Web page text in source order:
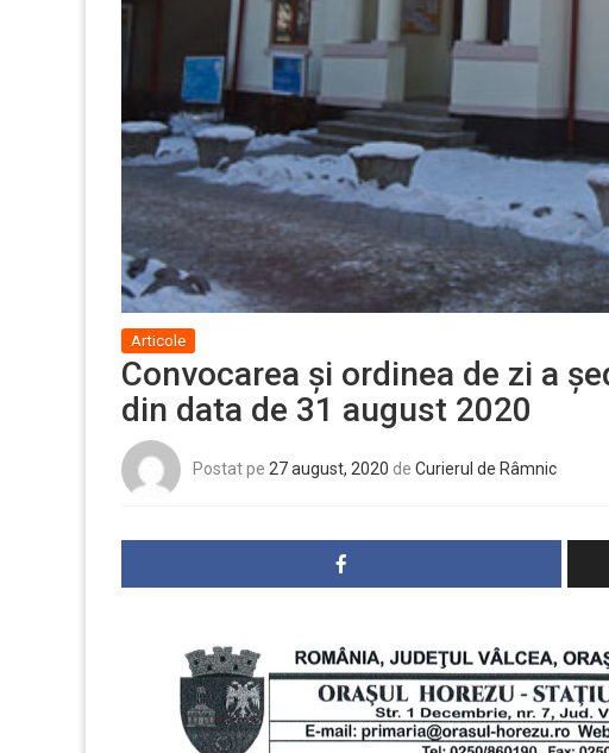
Articole
Convocarea și ordinea de zi a
din data de 31 august 2020
Postat pe 27 august, 2020 de Curierul de Râmnic